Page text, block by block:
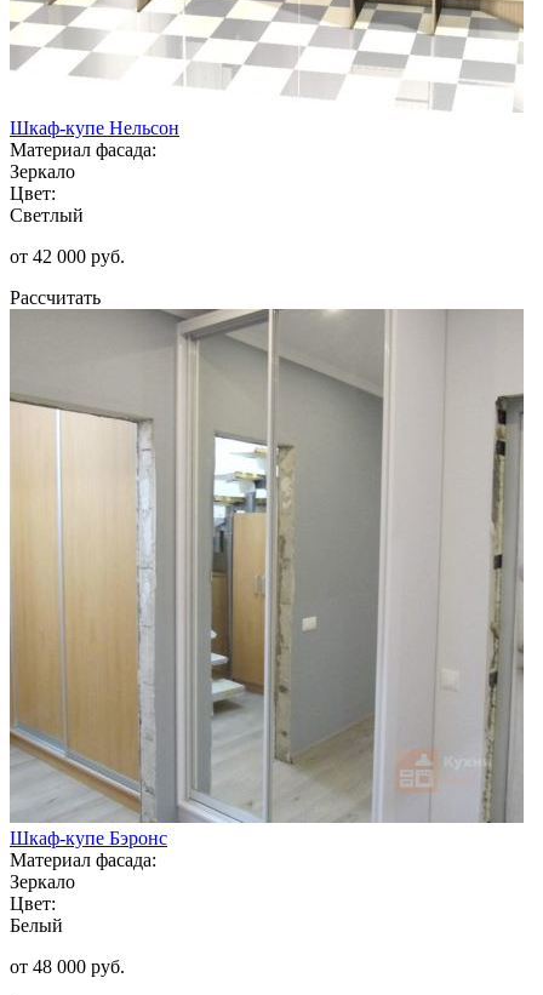
Шкаф-купе Нельсон
Материал фасада:
Зеркало
Цвет:
Светлый
от 42 000 руб.
Рассчитать
Шкаф-купе Бэронс
Материал фасада:
Зеркало
Цвет:
Белый
от 48 000 руб.